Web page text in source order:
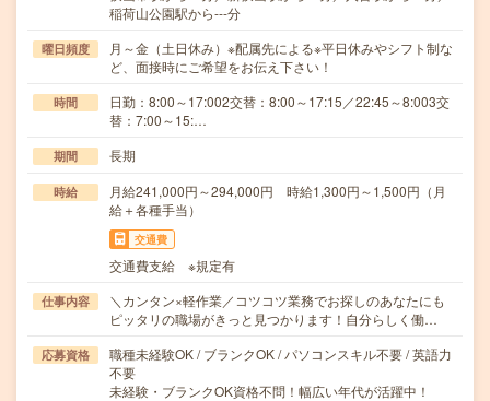
稲荷山公園駅から---分
曜日頻度
月～金（土日休み）※配属先による※平日休みやシフト制な
ど、面接時にご希望をお伝え下さい！
時間
日勤：8:00～17:002交替：8:00～17:15／22:45～8:003交
替：7:00～15:…
期間 長期
時給
月給241,000円～294,000円 時給1,300円～1,500円（月
給＋各種手当）
交通費
交通費支給 ※規定有
仕事内容
＼カンタン×軽作業／コツコツ業務でお探しのあなたにも
ピッタリの職場がきっと見つかります！自分らしく働…
応募資格
職種未経験OK / ブランクOK / パソコンスキル不要 / 英語力
不要
未経験・ブランクOK資格不問！幅広い年代が活躍中！